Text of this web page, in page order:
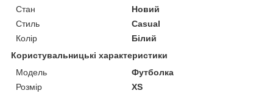
Стан
Новий
Стиль
Casual
Колір
Білий
Користувальницькі характеристики
Мoдель
Футболка
Розмір
XS